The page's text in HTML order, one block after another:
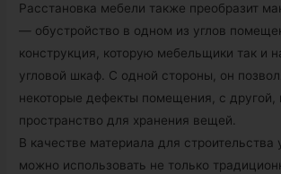
Расстановка мебели также преобразит
— обустройство в одном из углов
конструкция, которую мебельщики так и
угловой шкаф. С одной стороны, он
некоторые дефекты помещения, с другой,
пространство для хранения вещей.
В качестве материала для строительства
можно использовать не только